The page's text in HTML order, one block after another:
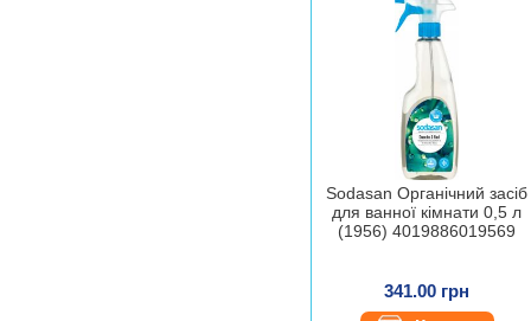
Sodasan Органічний засіб
для ванної кімнати 0,5 л
(1956) 4019886019569
341.00 грн